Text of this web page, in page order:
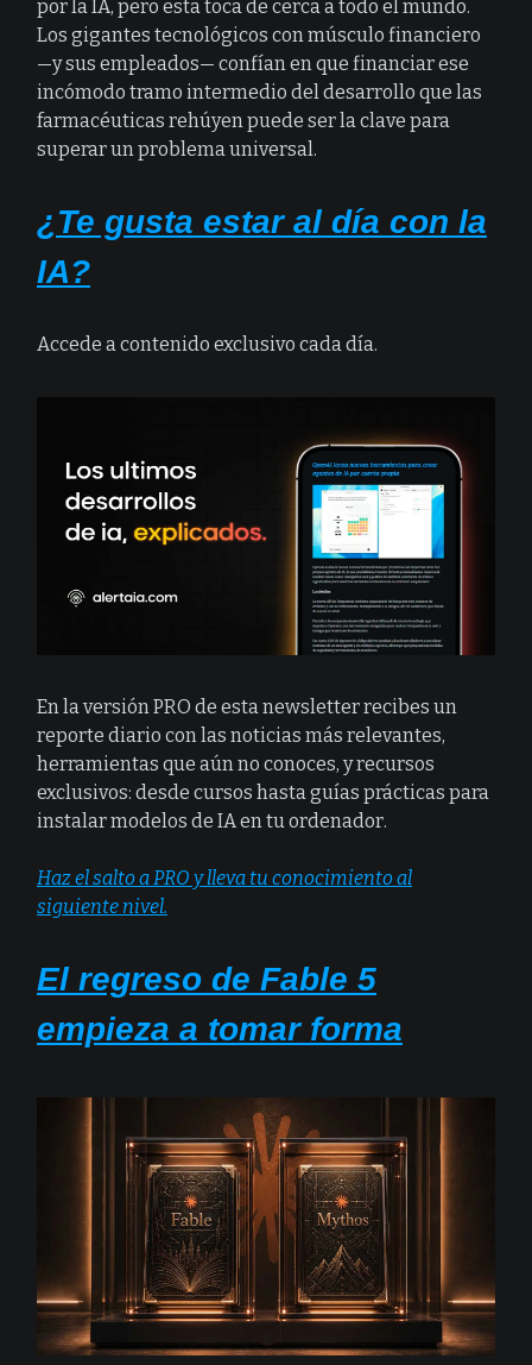
por la IA, pero esta toca de cerca a todo el mundo.
Los gigantes tecnológicos con músculo financiero
—y sus empleados— confían en que financiar ese
incómodo tramo intermedio del desarrollo que las
farmacéuticas rehúyen puede ser la clave para
superar un problema universal.
¿Te gusta estar al día con la
IA?
Accede a contenido exclusivo cada día.
En la versión PRO de esta newsletter recibes un
reporte diario con las noticias más relevantes,
herramientas que aún no conoces, y recursos
exclusivos: desde cursos hasta guías prácticas para
instalar modelos de IA en tu ordenador.
Haz el salto a PRO y lleva tu conocimiento al
siguiente nivel.
El regreso de Fable 5
empieza a tomar forma